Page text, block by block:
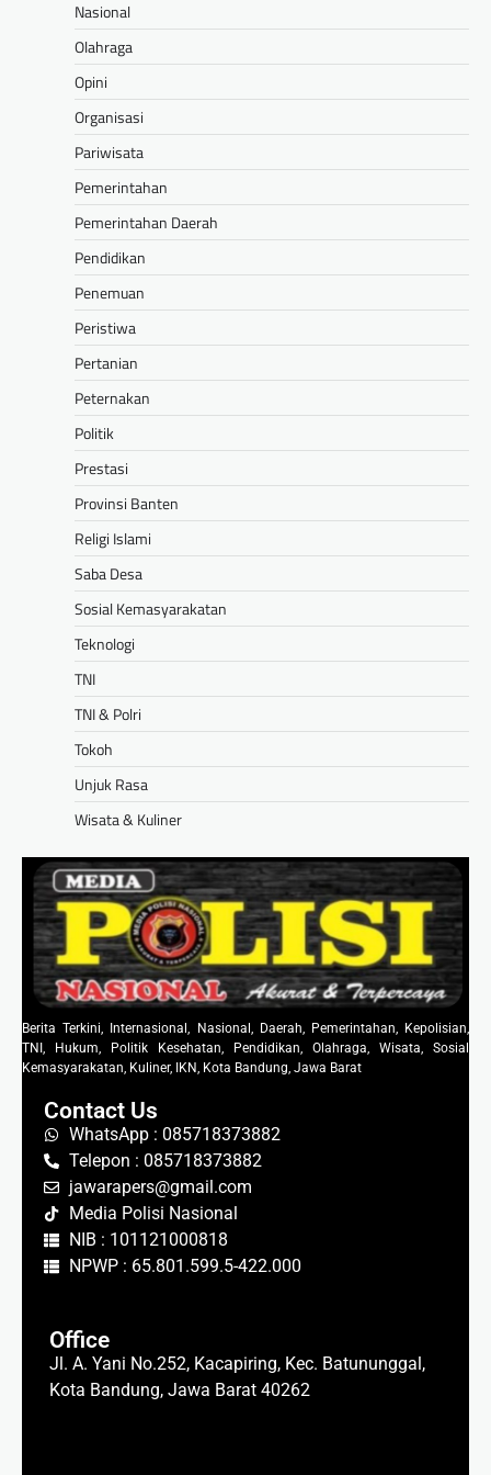
Nasional
Olahraga
Opini
Organisasi
Pariwisata
Pemerintahan
Pemerintahan Daerah
Pendidikan
Penemuan
Peristiwa
Pertanian
Peternakan
Politik
Prestasi
Provinsi Banten
Religi Islami
Saba Desa
Sosial Kemasyarakatan
Teknologi
TNI
TNI & Polri
Tokoh
Unjuk Rasa
Wisata & Kuliner
Berita Terkini, Internasional, Nasional, Daerah, Pemerintahan, Kepolisian,
TNI, Hukum, Politik Kesehatan, Pendidikan, Olahraga, Wisata, Sosial
Kemasyarakatan, Kuliner, IKN, Kota Bandung, Jawa Barat
Contact Us
WhatsApp : 085718373882
Telepon : 085718373882
jawarapers@gmail.com
Media Polisi Nasional
NIB : 101121000818
NPWP : 65.801.599.5-422.000
Office
Jl. A. Yani No.252, Kacapiring, Kec. Batununggal,
Kota Bandung, Jawa Barat 40262